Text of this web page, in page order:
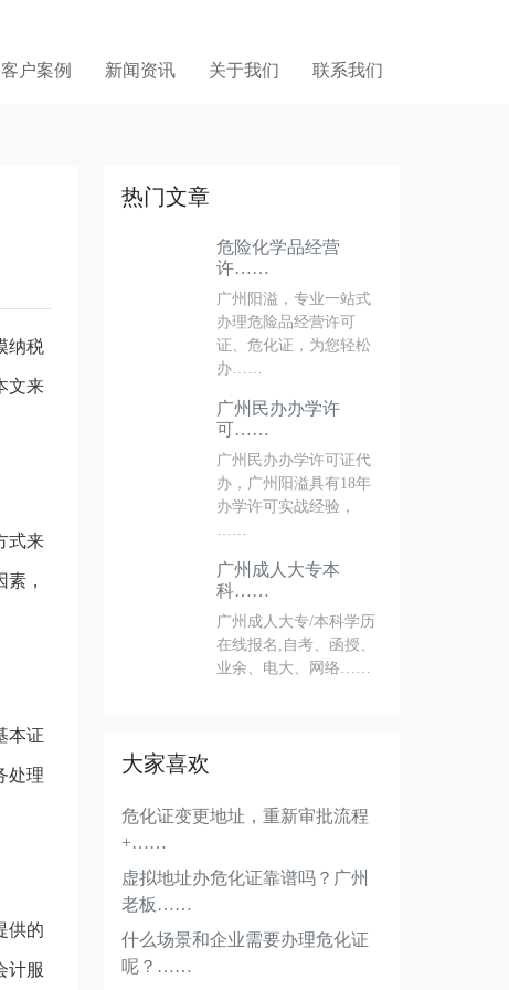
客户案例 新闻资讯 关于我们 联系我们
纳税
文来
式来
，
本证
处理
供的
计服
热门文章
危险化学品经营
许……
广州阳溢，专业一站式
办理危险品经营许可
证、危化证，为您轻松
办……
广州民办办学许
可……
广州民办办学许可证代
办，广州阳溢具有18年
办学许可实战经验，
……
广州成人大专本
科……
广州成人大专/本科学历
在线报名,自考、函授、
业余、电大、网络……
大家喜欢
危化证变更地址，重新审批流程
+……
虚拟地址办危化证靠谱吗？广州
老板……
什么场景和企业需要办理危化证
呢？……